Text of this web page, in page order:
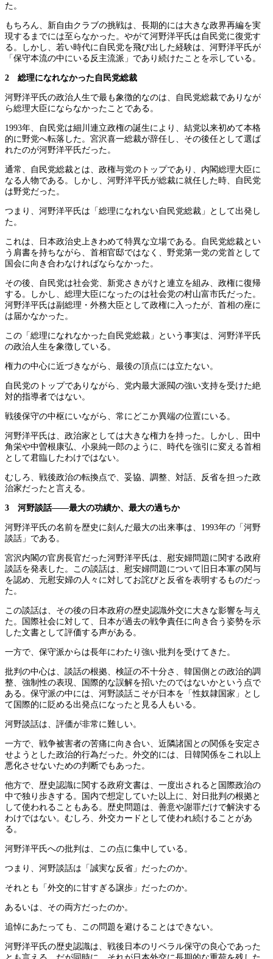
た。
もちろん、新自由クラブの挑戦は、長期的には大きな政界再編を実
現するまでには至らなかった。やがて河野洋平氏は自民党に復党す
る。しかし、若い時代に自民党を飛び出した経験は、河野洋平氏が
「保守本流の中にいる反主流派」であり続けたことを示している。
2 総理になれなかった自民党総裁
河野洋平氏の政治人生で最も象徴的なのは、自民党総裁でありなが
ら総理大臣にならなかったことである。
1993年、自民党は細川連立政権の誕生により、結党以来初めて本格
的に野党へ転落した。宮沢喜一総裁が辞任し、その後任として選ば
れたのが河野洋平氏だった。
通常、自民党総裁とは、政権与党のトップであり、内閣総理大臣に
なる人物である。しかし、河野洋平氏が総裁に就任した時、自民党
は野党だった。
つまり、河野洋平氏は「総理になれない自民党総裁」として出発し
た。
これは、日本政治史上きわめて特異な立場である。自民党総裁とい
う肩書を持ちながら、首相官邸ではなく、野党第一党の党首として
国会に向き合わなければならなかった。
その後、自民党は社会党、新党さきがけと連立を組み、政権に復帰
する。しかし、総理大臣になったのは社会党の村山富市氏だった。
河野洋平氏は副総理・外務大臣として政権に入ったが、首相の座に
は届かなかった。
この「総理になれなかった自民党総裁」という事実は、河野洋平氏
の政治人生を象徴している。
権力の中心に近づきながら、最後の頂点には立たない。
自民党のトップでありながら、党内最大派閥の強い支持を受けた絶
対的指導者ではない。
戦後保守の中枢にいながら、常にどこか異端の位置にいる。
河野洋平氏は、政治家としては大きな権力を持った。しかし、田中
角栄や中曽根康弘、小泉純一郎のように、時代を強引に変える首相
として君臨したわけではない。
むしろ、戦後政治の転換点で、妥協、調整、対話、反省を担った政
治家だったと言える。
3 河野談話――最大の功績か、最大の過ちか
河野洋平氏の名前を歴史に刻んだ最大の出来事は、1993年の「河野
談話」である。
宮沢内閣の官房長官だった河野洋平氏は、慰安婦問題に関する政府
談話を発表した。この談話は、慰安婦問題について旧日本軍の関与
を認め、元慰安婦の人々に対してお詫びと反省を表明するものだっ
た。
この談話は、その後の日本政府の歴史認識外交に大きな影響を与え
た。国際社会に対して、日本が過去の戦争責任に向き合う姿勢を示
した文書として評価する声がある。
一方で、保守派からは長年にわたり強い批判を受けてきた。
批判の中心は、談話の根拠、検証の不十分さ、韓国側との政治的調
整、強制性の表現、国際的な誤解を招いたのではないかという点で
ある。保守派の中には、河野談話こそが日本を「性奴隷国家」とし
て国際的に貶める出発点になったと見る人もいる。
河野談話は、評価が非常に難しい。
一方で、戦争被害者の苦痛に向き合い、近隣諸国との関係を安定さ
せようとした政治的行為だった。外交的には、日韓関係をこれ以上
悪化させないための判断でもあった。
他方で、歴史認識に関する政府文書は、一度出されると国際政治の
中で独り歩きする。国内で想定していた以上に、対日批判の根拠と
して使われることもある。歴史問題は、善意や謝罪だけで解決する
わけではない。むしろ、外交カードとして使われ続けることがあ
る。
河野洋平氏への批判は、この点に集中している。
つまり、河野談話は「誠実な反省」だったのか。
それとも「外交的に甘すぎる譲歩」だったのか。
あるいは、その両方だったのか。
追悼にあたっても、この問題を避けることはできない。
河野洋平氏の歴史認識は、戦後日本のリベラル保守の良心であった